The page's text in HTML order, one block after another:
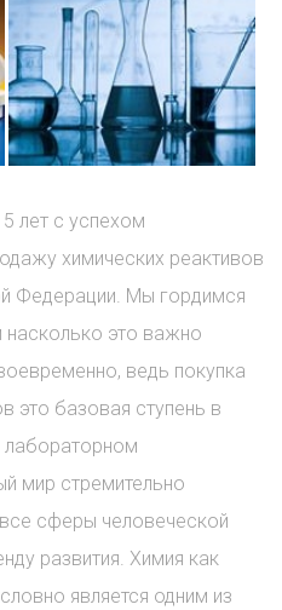
лет с успехом
химических реактивов
Федерации. Мы гордимся
это важно
ведь покупка
это базовая ступень в
мир стремительно
сферы человеческой
развития. Химия как
является одним из